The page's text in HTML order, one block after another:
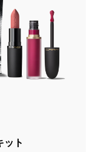
ット